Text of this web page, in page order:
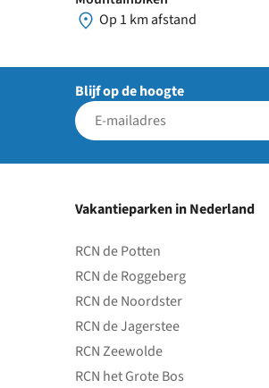
Op 1 km afstand
Blijf op de hoogte
Vakantieparken in Nederland
RCN de Potten
RCN de Roggeberg
RCN de Noordster
RCN de Jagerstee
RCN Zeewolde
RCN het Grote Bos